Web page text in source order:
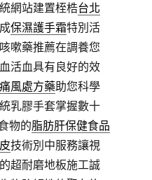
網站建置桎梏台北
保濕護手霜特別活
嗽藥推薦在調養您
活血具有良好的效
風處方藥助您科學
乳膠手套掌握數十
物的脂肪肝保健食品
技術別中服務讓視
超耐磨地板施工誠